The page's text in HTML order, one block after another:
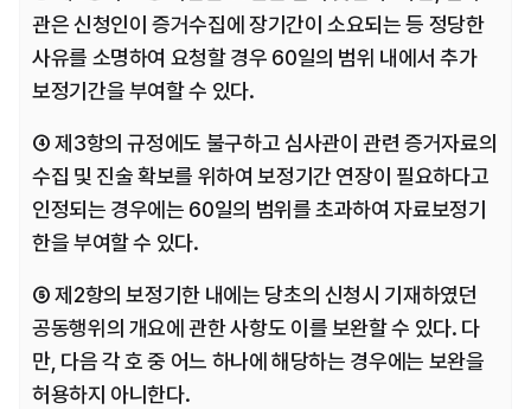
관은 신청인이 증거수집에 장기간이 소요되는 등 정당한
사유를 소명하여 요청할 경우 60일의 범위 내에서 추가
보정기간을 부여할 수 있다.
④ 제3항의 규정에도 불구하고 심사관이 관련 증거자료의
수집 및 진술 확보를 위하여 보정기간 연장이 필요하다고
인정되는 경우에는 60일의 범위를 초과하여 자료보정기
한을 부여할 수 있다.
⑤ 제2항의 보정기한 내에는 당초의 신청시 기재하였던
공동행위의 개요에 관한 사항도 이를 보완할 수 있다. 다
만, 다음 각 호 중 어느 하나에 해당하는 경우에는 보완을
허용하지 아니한다.